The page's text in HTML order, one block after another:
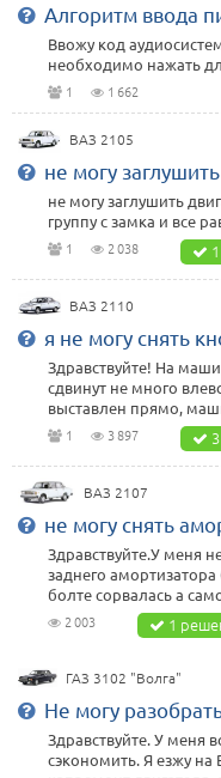
Алгоритм ввода
Ввожу код
необходимо нажать
1 1 662
ВАЗ 2105
не могу
не могу заглушить
группу с замка и все
1 2 038
ВАЗ 2110
я не могу снять
Здравствуйте! На
сдвинут не много
выставлен прямо,
1 3 897
ВАЗ 2107
не могу снять
Здравствуйте.У меня
заднего
болте сорвалась а
2 003 1
ГАЗ 3102 "Волга"
Не могу
Здравствуйте. У меня
сэкономить. Я езжу на